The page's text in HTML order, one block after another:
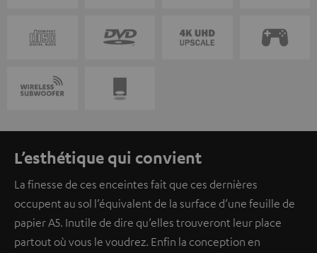
L’esthétique qui convient
La finesse de ces enceintes fait que ces dernières
occupent au sol l’équivalent de la surface d’une feuille de
papier A5. Inutile de dire qu’elles trouveront leur place
partout où vous le voudrez. Enfin la conception en